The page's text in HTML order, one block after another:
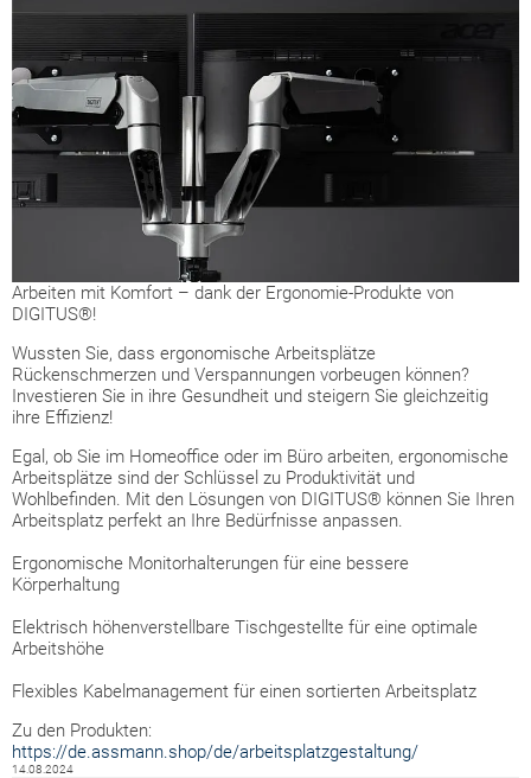
Arbeiten mit Komfort – dank der Ergonomie-Produkte von
DIGITUS®!
Wussten Sie, dass ergonomische Arbeitsplätze
Rückenschmerzen und Verspannungen vorbeugen können?
Investieren Sie in ihre Gesundheit und steigern Sie gleichzeitig
ihre Effizienz!
Egal, ob Sie im Homeoffice oder im Büro arbeiten, ergonomische
Arbeitsplätze sind der Schlüssel zu Produktivität und
Wohlbefinden. Mit den Lösungen von DIGITUS® können Sie Ihren
Arbeitsplatz perfekt an Ihre Bedürfnisse anpassen.
Ergonomische Monitorhalterungen für eine bessere
Körperhaltung
Elektrisch höhenverstellbare Tischgestellte für eine optimale
Arbeitshöhe
Flexibles Kabelmanagement für einen sortierten Arbeitsplatz
Zu den Produkten:
https://de.assmann.shop/de/arbeitsplatzgestaltung/
14.08.2024